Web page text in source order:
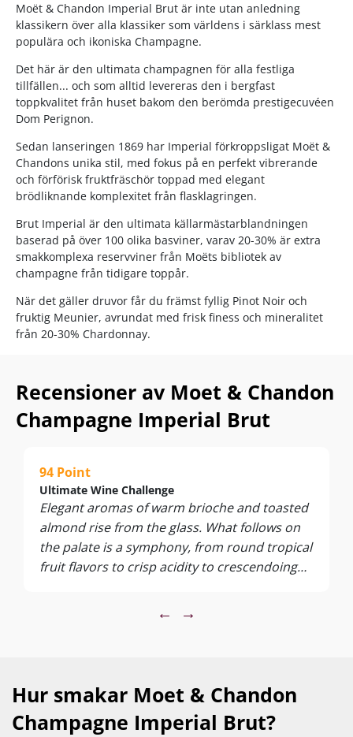
Moët & Chandon Imperial Brut är inte utan anledning
klassikern över alla klassiker som världens i särklass mest
populära och ikoniska Champagne.
Det här är den ultimata champagnen för alla festliga
tillfällen... och som alltid levereras den i bergfast
toppkvalitet från huset bakom den berömda prestigecuvéen
Dom Perignon.
Sedan lanseringen 1869 har Imperial förkroppsligat Moët &
Chandons unika stil, med fokus på en perfekt vibrerande
och förförisk fruktfräschör toppad med elegant
brödliknande komplexitet från flasklagringen.
Brut Imperial är den ultimata källarmästarblandningen
baserad på över 100 olika basviner, varav 20-30% är extra
smakkomplexa reservviner från Moëts bibliotek av
champagne från tidigare toppår.
När det gäller druvor får du främst fyllig Pinot Noir och
fruktig Meunier, avrundat med frisk finess och mineralitet
från 20-30% Chardonnay.
10°C.
Recensioner av Moet & Chandon
Champagne Imperial Brut
94 Point
Ultimate Wine Challenge
Elegant aromas of warm brioche and toasted
almond rise from the glass. What follows on
the palate is a symphony, from round tropical
fruit flavors to crisp acidity to crescendoing
← →
Hur smakar Moet & Chandon
Champagne Imperial Brut?